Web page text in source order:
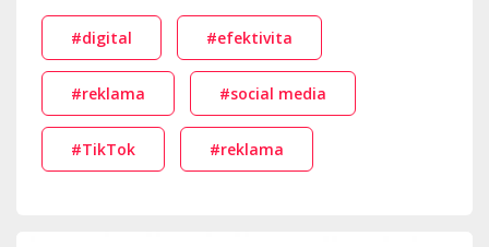
#digital #efektivita
#reklama #social media
#TikTok #reklama